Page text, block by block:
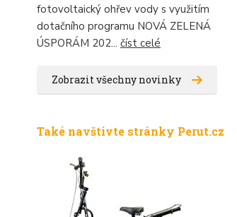
fotovoltaický ohřev vody s využitím
dotačního programu NOVÁ ZELENÁ
ÚSPORÁM 202... číst celé
Zobrazit všechny novinky
Také navštivte stránky Perut.cz